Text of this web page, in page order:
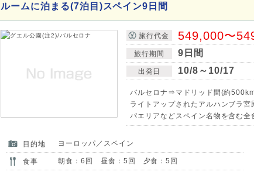
ルームに泊まる(7泊目)スペイン9日間
旅行代金 549,000〜
旅行期間 9日間
出発日 10/8～10/17
バルセロナ⇒マドリッド間(約
ライトアップされたアルハンブラ
パエリアなどスペイン名物を含む全
目的地 ヨーロッパ／スペイン
食事 朝食：6回 昼食：5回 夕食：5回